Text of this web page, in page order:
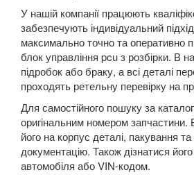
5 Series G60/G61/G68
5 Series G60/G61 mHEV
5 Series i5 (G60E/G61E/G68E)
M5 F90
6 Series E63
6 Series E64
У нашій компанії працюють
забезпечують індивідуальний
максимально точно та оперативно
блок управління pcu з розбірки. В
підробок або браку, а всі деталі
проходять ретельну перевірку на
Для самостійного пошуку за
оригінальним номером запчастини.
його на корпус деталі, пакування та
документацію. Також дізнатися
автомобіля або VIN-кодом.